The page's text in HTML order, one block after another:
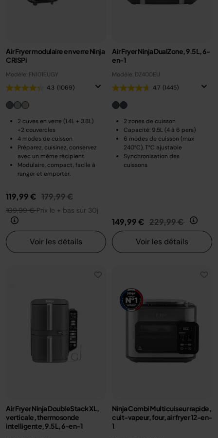
Air Fryer modulaire en verre Ninja
CRISPi
Modèle: FN101EUGY
4.3 (1069)
2 cuves en verre (1.4L + 3.8L)
+2 couvercles
4 modes de cuisson
Préparez, cuisinez, conservez
avec un même récipient.
Modulaire, compact, facile à
ranger et emporter.
119,99 € Prix réduit de
179,99 €au
109,99 €Prix le + bas sur 30j
Voir les détails
Air Fryer Ninja DualZone, 9.5L, 6-
en-1
Modèle: DZ400EU
4.7 (1445)
2 zones de cuisson
Capacité: 9.5L (4 à 6 pers)
6 modes de cuisson (max
240°C), T°C ajustable
Synchronisation des
cuissons
149,99 € Prix réduit de
229,99 € au
Voir les détails
Air Fryer Ninja DoubleStack XL,
verticale, thermosonde
intelligente, 9.5L, 6-en-1
Ninja Combi Multicuiseur rapide,
cuit-vapeur, four, air fryer 12-en-
1